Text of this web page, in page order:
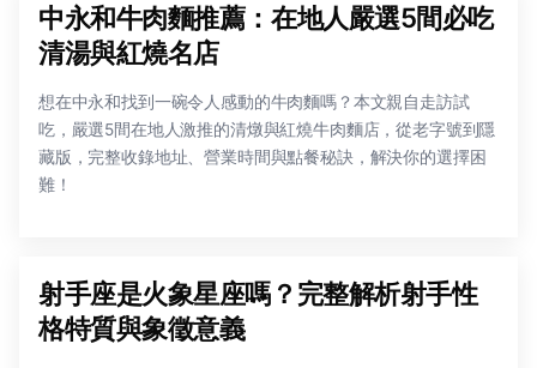
中永和牛肉麵推薦：在地人嚴選5間必吃
清湯與紅燒名店
想在中永和找到一碗令人感動的牛肉麵嗎？本文親自走訪試
吃，嚴選5間在地人激推的清燉與紅燒牛肉麵店，從老字號到隱
藏版，完整收錄地址、營業時間與點餐秘訣，解決你的選擇困
難！
射手座是火象星座嗎？完整解析射手性
格特質與象徵意義